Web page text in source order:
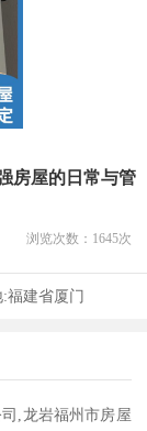
房屋的日常与管
浏览次数： 1645次
福建省厦门
,龙岩福州市房屋